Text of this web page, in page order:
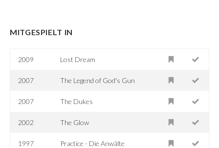
MITGESPIELT IN
2009 Lost Dream
2007 The Legend of God's Gun
2007 The Dukes
2002 The Glow
1997 Practice - Die Anwälte